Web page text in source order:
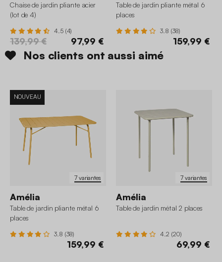
Chaise de jardin pliante acier
(lot de 4)
4.5 (4)
139,99 € 97,99 €
Table de jardin pliante métal 6
places
3.8 (38)
159,99 €
Nos clients ont aussi aimé
7 variantes
NOUVEAU
Amélia
Table de jardin pliante métal 6
places
3.8 (38)
159,99 €
7 variantes
Amélia
Table de jardin métal 2 places
4.2 (20)
69,99 €